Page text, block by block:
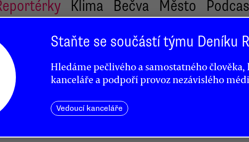
Klima Bečva Město
Staňte se součástí týmu Deníku
Hledáme pečlivého a samostatného
kanceláře a podpoří provoz nezávislého
Vedoucí kanceláře